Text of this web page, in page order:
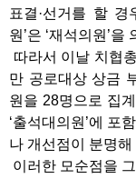
표결·선거를 할 경
원’은 ‘재석의원’
따라서 이날 치협
만 공로대상 상금
원을 28명으로 집
‘출석대의원’에 포
나 개선점이 분명해
이러한 모순점을